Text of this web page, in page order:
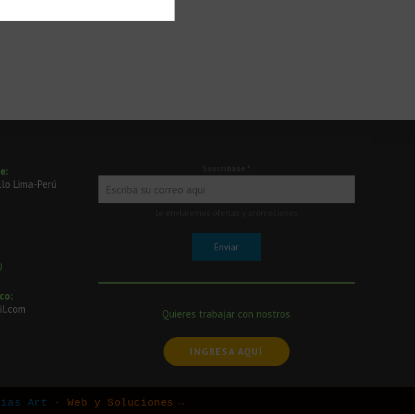
Lima-Perú
Enviar
Quieres trabajar con nostros
INGRESA AQUÍ
Art -Web y Soluciones →